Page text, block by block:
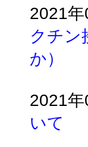
2021年
クチン
か）
2021年
いて